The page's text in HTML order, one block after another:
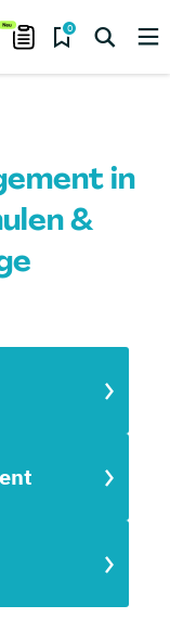
0
in
&